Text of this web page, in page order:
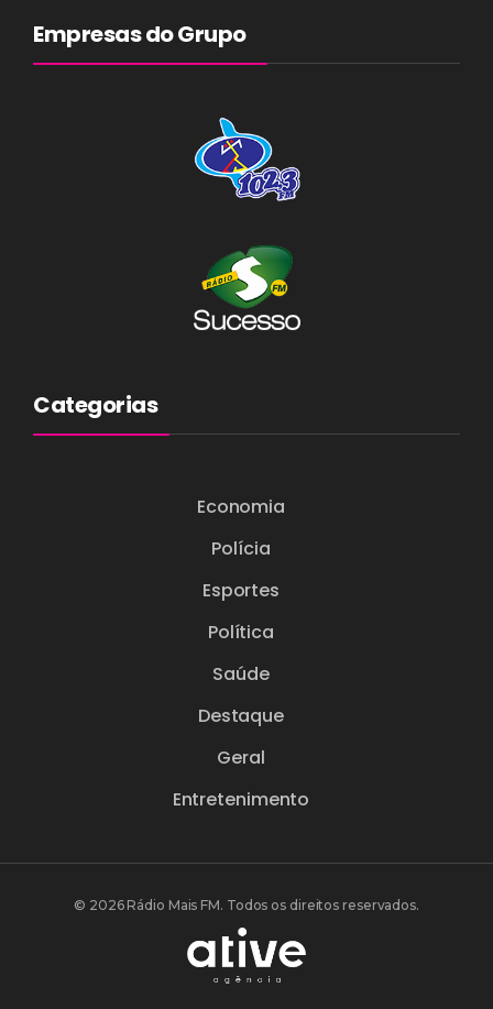
Empresas do Grupo
Categorias
Economia
Polícia
Esportes
Política
Saúde
Destaque
Geral
Entretenimento
© 2026 Rádio Mais FM. Todos os direitos reservados.